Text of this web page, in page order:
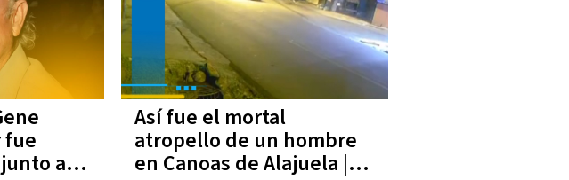
fue
a
Así fue el mortal
atropello de un hombre
en Canoas de Alajuela |